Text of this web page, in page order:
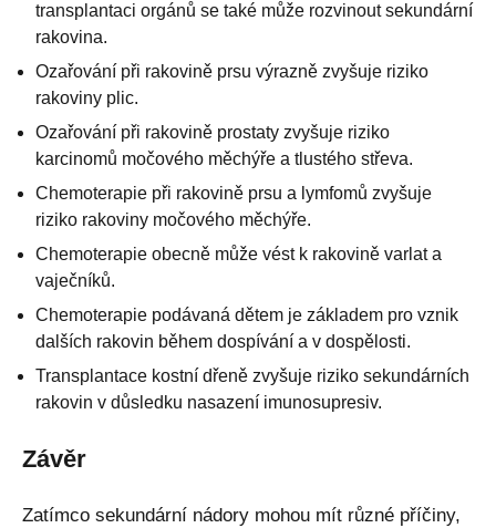
transplantaci orgánů se také může rozvinout sekundární
rakovina.
Ozařování při rakovině prsu výrazně zvyšuje riziko
rakoviny plic.
Ozařování při rakovině prostaty zvyšuje riziko
karcinomů močového měchýře a tlustého střeva.
Chemoterapie při rakovině prsu a lymfomů zvyšuje
riziko rakoviny močového měchýře.
Chemoterapie obecně může vést k rakovině varlat a
vaječníků.
Chemoterapie podávaná dětem je základem pro vznik
dalších rakovin během dospívání a v dospělosti.
Transplantace kostní dřeně zvyšuje riziko sekundárních
rakovin v důsledku nasazení imunosupresiv.
Závěr
Zatímco sekundární nádory mohou mít různé příčiny,